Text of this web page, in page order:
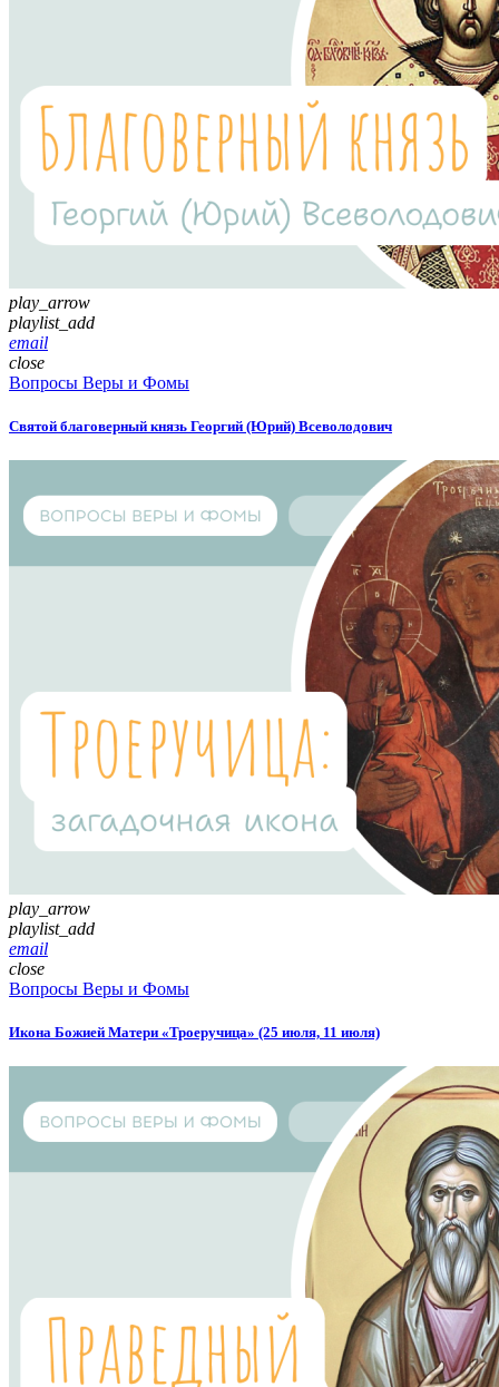
play_arrow
playlist_add
email
close
Вопросы Веры и Фомы
Святой благоверный князь Георгий (Юрий) Всеволодович
play_arrow
playlist_add
email
close
Вопросы Веры и Фомы
Икона Божией Матери «Троеручица» (25 июля, 11 июля)